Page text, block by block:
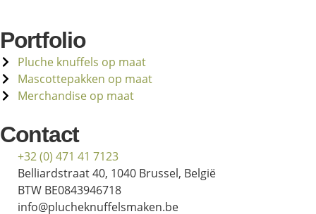
Portfolio
Pluche knuffels op maat
Mascottepakken op maat
Merchandise op maat
Contact
+32 (0) 471 41 7123
Belliardstraat 40, 1040 Brussel, België
BTW BE0843946718
info@plucheknuffelsmaken.be